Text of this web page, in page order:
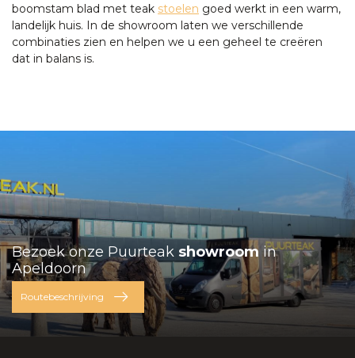
boomstam blad met teak stoelen goed werkt in een warm,
landelijk huis. In de showroom laten we verschillende
combinaties zien en helpen we u een geheel te creëren
dat in balans is.
Bezoek onze Puurteak showroom in
Apeldoorn
Routebeschrijving